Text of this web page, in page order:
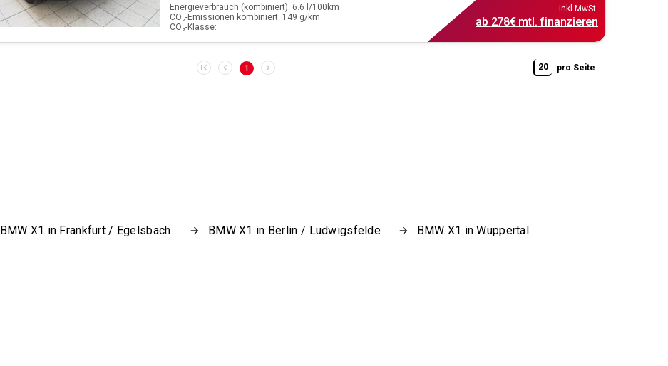
Energieverbrauch (kombiniert): 6.6 l/100km
CO₂-Emissionen kombiniert: 149 g/km
CO₂-Klasse:
inkl.MwSt.
ab 278€mtl. finanzieren
1 20 pro Seite
BMW X1 in Frankfurt / Egelsbach BMW X1 in Berlin / Ludwigsfelde BMW X1 in Wuppertal